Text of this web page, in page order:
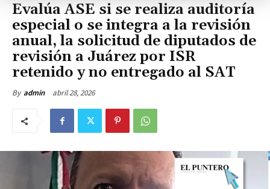
Evalúa ASE si se realiza auditoría
especial o se integra a la revisión
anual, la solicitud de diputados de
revisión a Juárez por ISR
retenido y no entregado al SAT
By admin abril 28, 2026